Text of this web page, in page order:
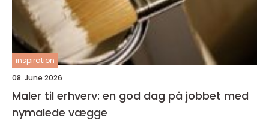
inspiration
08. June 2026
Maler til erhverv: en god dag på jobbet med
nymalede vægge